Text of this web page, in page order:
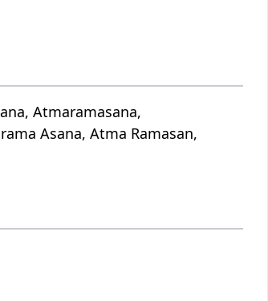
Atmaramasana,
Asana, Atma Ramasan,